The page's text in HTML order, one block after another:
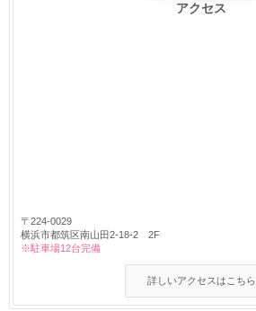
アクセス
〒224-0029
横浜市都筑区南山田2-18-2 2F
※駐車場12台完備
詳しいアクセスはこちら